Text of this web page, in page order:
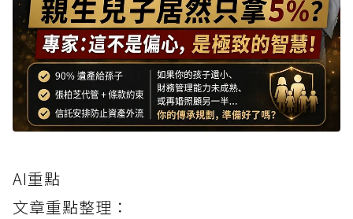
AI重點
文章重點整理：